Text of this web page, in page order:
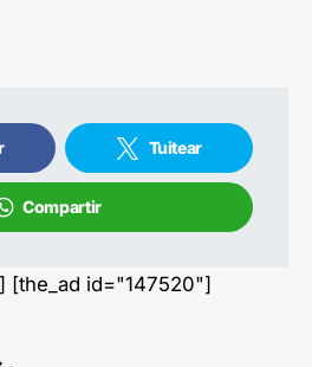
Tuitear
Compartir
[the_ad id="147520"]